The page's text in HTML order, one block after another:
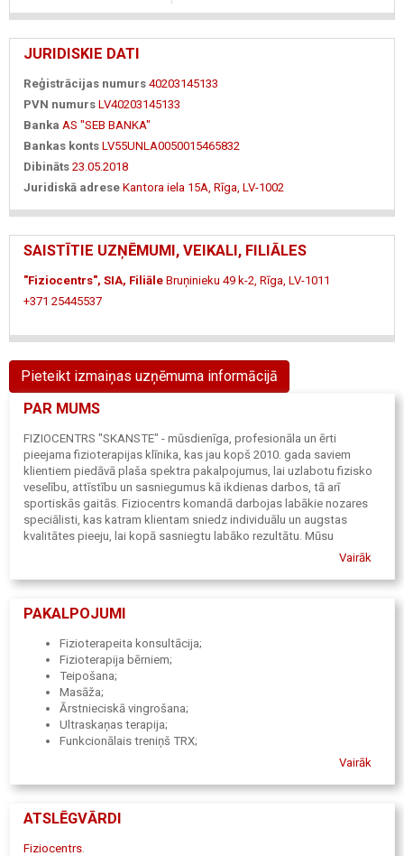
JURIDISKIE DATI
Reģistrācijas numurs 40203145133
PVN numurs LV40203145133
Banka AS "SEB BANKA"
Bankas konts LV55UNLA0050015465832
Dibināts 23.05.2018
Juridiskā adrese Kantora iela 15A, Rīga, LV-1002
SAISTĪTIE UZŅĒMUMI, VEIKALI, FILIĀLES
"Fiziocentrs", SIA, Filiāle Bruņinieku 49 k-2, Rīga, LV-1011
+371 25445537
Pieteikt izmaiņas uzņēmuma informācijā
PAR MUMS
FIZIOCENTRS "SKANSTE" - mūsdienīga, profesionāla un ērti
pieejama fizioterapijas klīnika, kas jau kopš 2010. gada saviem
klientiem piedāvā plaša spektra pakalpojumus, lai uzlabotu fizisko
veselību, attīstību un sasniegumus kā ikdienas darbos, tā arī
sportiskās gaitās. Fiziocentrs komandā darbojas labākie nozares
speciālisti, kas katram klientam sniedz individuālu un augstas
kvalitātes pieeju, lai kopā sasniegtu labāko rezultātu. Mūsu
fizioterapeiti regulāri papildina zināšanas un seko līdzi nozares
sistēmas darbības uzlabošanā, kā arī problēmu mazināšanā un
Vairāk
PAKALPOJUMI
Fizioterapeita konsultācija;
Fizioterapija bērniem;
Teipošana;
Masāža;
Ārstnieciskā vingrošana;
Ultraskaņas terapija;
Funkcionālais treniņš TRX;
Vairāk
ATSLĒGVĀRDI
Fiziocentrs